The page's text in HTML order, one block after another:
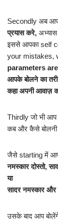
Secondly अब
प्रयास करे,
इससे आपका self
your mistakes,
parameters
आपके बोलने का
कहा अपनी आवाज़
Thirdly जो भी आप
कब और कैसे बोलनी
जैसे starting में
नमस्कार दोस्तो,
या
सादर नमस्कार और
उसके बाद आप